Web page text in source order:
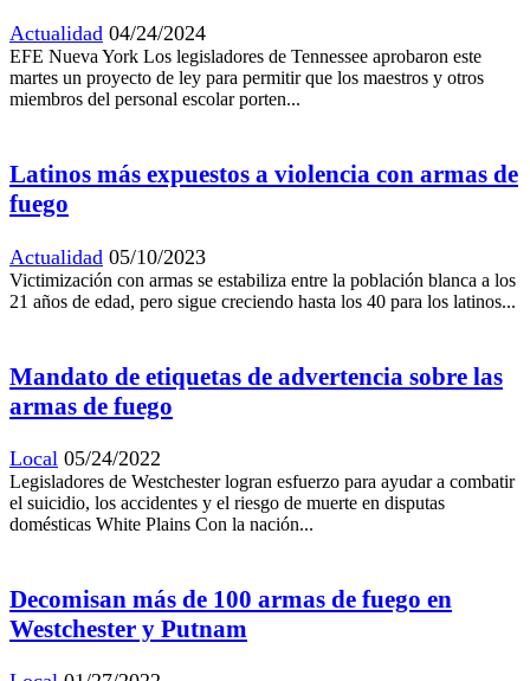
Actualidad 04/24/2024
EFE Nueva York Los legisladores de Tennessee aprobaron este
martes un proyecto de ley para permitir que los maestros y otros
miembros del personal escolar porten...
Latinos más expuestos a violencia con armas de
fuego
Actualidad 05/10/2023
Victimización con armas se estabiliza entre la población blanca a los
21 años de edad, pero sigue creciendo hasta los 40 para los latinos...
Mandato de etiquetas de advertencia sobre las
armas de fuego
Local 05/24/2022
Legisladores de Westchester logran esfuerzo para ayudar a combatir
el suicidio, los accidentes y el riesgo de muerte en disputas
domésticas White Plains Con la nación...
Decomisan más de 100 armas de fuego en
Westchester y Putnam